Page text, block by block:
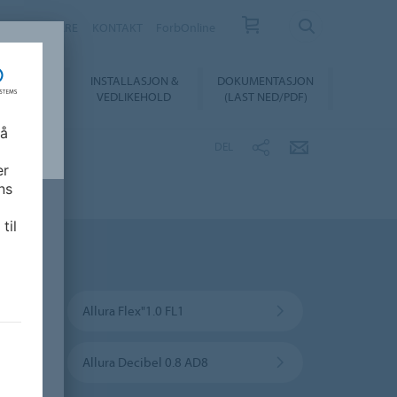
INSTALLASJON &
VEDLIKEHOLD
DOKUMENTASJON
(LAST NED/PDF)
Allura Flex"1.0 FL1
Allura Decibel 0.8 AD8
til